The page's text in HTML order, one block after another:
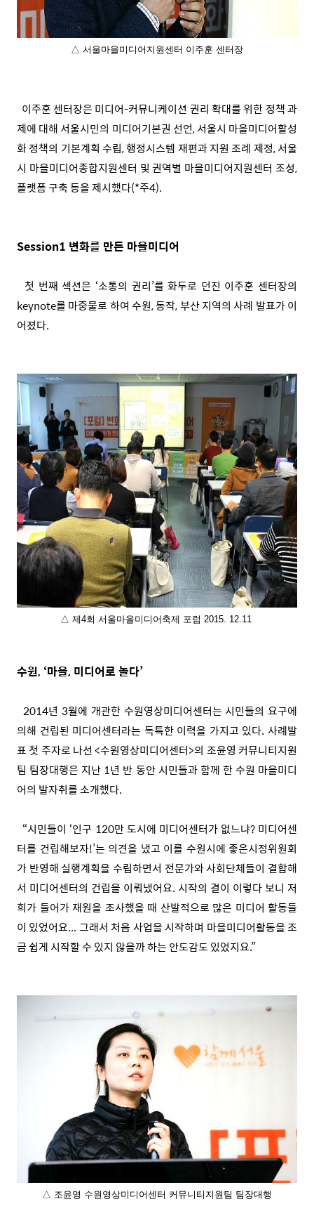
△ 서울마을미디어지원센터 이주훈 센터장
이주훈 센터장은 미디어-커뮤니케이션 권리 확대를 위한 정책 과
제에 대해 서울시민의 미디어기본권 선언, 서울시 마을미디어활성
화 정책의 기본계획 수립, 행정시스템 재편과 지원 조례 제정, 서울
시 마을미디어종합지원센터 및 권역별 마을미디어지원센터 조성,
플랫폼 구축 등을 제시했다(*주4).
Session1 변화를 만든 마을미디어
첫 번째 섹션은 ‘소통의 권리’를 화두로 던진 이주훈 센터장의
keynote를 마중물로 하여 수원, 동작, 부산 지역의 사례 발표가 이
어졌다.
△ 제4회 서울마을미디어축제 포럼 2015. 12.11
수원, ‘마을, 미디어로 놀다’
2014년 3월에 개관한 수원영상미디어센터는 시민들의 요구에
의해 건립된 미디어센터라는 독특한 이력을 가지고 있다. 사례발
표 첫 주자로 나선 <수원영상미디어센터>의 조윤영 커뮤니티지원
팀 팀장대행은 지난 1년 반 동안 시민들과 함께 한 수원 마을미디
어의 발자취를 소개했다.
“시민들이 ‘인구 120만 도시에 미디어센터가 없느냐? 미디어센
터를 건립해보자!’는 의견을 냈고 이를 수원시에 좋은시정위원회
가 반영해 실행계획을 수립하면서 전문가와 사회단체들이 결합해
서 미디어센터의 건립을 이뤄냈어요. 시작의 결이 이렇다 보니 저
희가 들어가 재원을 조사했을 때 산발적으로 많은 미디어 활동들
이 있었어요... 그래서 처음 사업을 시작하며 마을미디어활동을 조
금 쉽게 시작할 수 있지 않을까 하는 안도감도 있었지요.”
△ 조윤영 수원영상미디어센터 커뮤니티지원팀 팀장대행